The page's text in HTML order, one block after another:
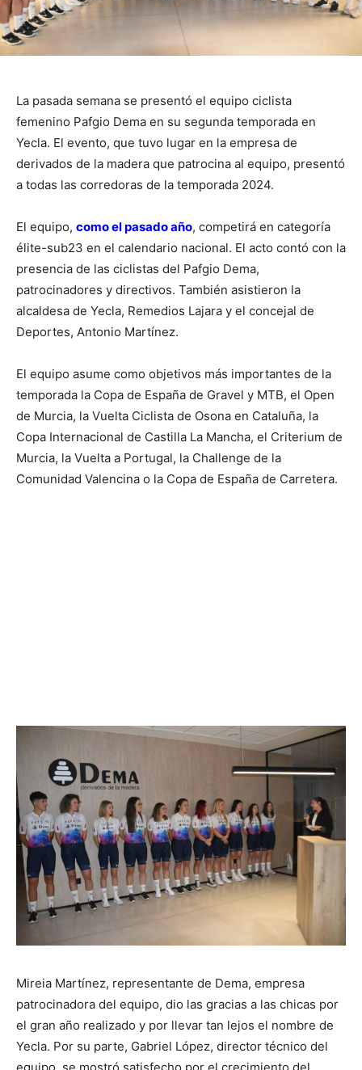
La pasada semana se presentó el equipo ciclista
femenino Pafgio Dema en su segunda temporada en
Yecla. El evento, que tuvo lugar en la empresa de
derivados de la madera que patrocina al equipo, presentó
a todas las corredoras de la temporada 2024.
El equipo, como el pasado año, competirá en categoría
élite-sub23 en el calendario nacional. El acto contó con la
presencia de las ciclistas del Pafgio Dema,
patrocinadores y directivos. También asistieron la
alcaldesa de Yecla, Remedios Lajara y el concejal de
Deportes, Antonio Martínez.
El equipo asume como objetivos más importantes de la
temporada la Copa de España de Gravel y MTB, el Open
de Murcia, la Vuelta Ciclista de Osona en Cataluña, la
Copa Internacional de Castilla La Mancha, el Criterium de
Murcia, la Vuelta a Portugal, la Challenge de la
Comunidad Valencina o la Copa de España de Carretera.
Mireia Martínez, representante de Dema, empresa
patrocinadora del equipo, dio las gracias a las chicas por
el gran año realizado y por llevar tan lejos el nombre de
Yecla. Por su parte, Gabriel López, director técnico del